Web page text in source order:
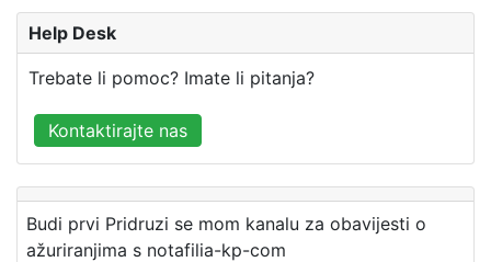
Help Desk
Trebate li pomoc? Imate li pitanja?
Kontaktirajte nas
Budi prvi Pridruzi se mom kanalu za obavijesti o
ažuriranjima s notafilia-kp-com